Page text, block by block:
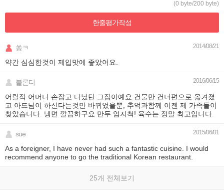
(0 byte/200 byte)
한줄평가작성
쏭ㅋ 2014/08/21
약간 심심한것이 제입맛에 좋았어요.
블론디 2016/06/15
어릴적 어머니 손잡고 다녔던 그집이예요.건물만 건너편으로 옮겨졌
고 아드님이 하신다는것만 바뀌었을뿐, 추억과함께 이젠 제 가족들이
찾았습니다. 냉면 깔끔하구요 만두 엄지척! 육수는 정말 최고입니다.
sue 2015/06/01
As a foreigner, I have never had such a fantastic cuisine. I would
recommend anyone to go the traditional Korean restaurant.
25개 전체보기